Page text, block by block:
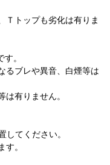
Ｔトップも劣化は有りま
。
るブレや異音、白煙等は
は有りません。
してください。
す。